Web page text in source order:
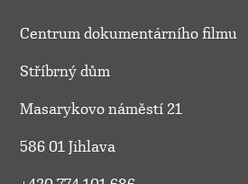
Centrum dokumentárního filmu
Stříbrný dům
Masarykovo náměstí 21
586 01 Jihlava